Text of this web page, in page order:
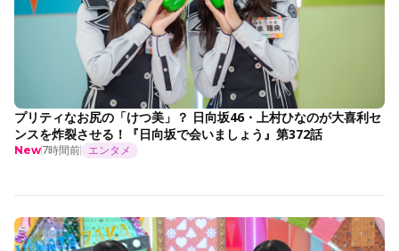
プリティなお尻の「けつ美」？ 日向坂46・上村ひなのが大喜利セ
ンスを炸裂させる！『日向坂で会いましょう』第372話
New7時間前 エンタメ